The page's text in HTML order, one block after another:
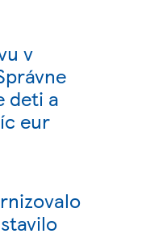
v
deti a
eur